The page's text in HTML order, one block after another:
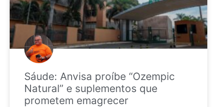
Sáude: Anvisa proíbe “Ozempic
Natural” e suplementos que
prometem emagrecer